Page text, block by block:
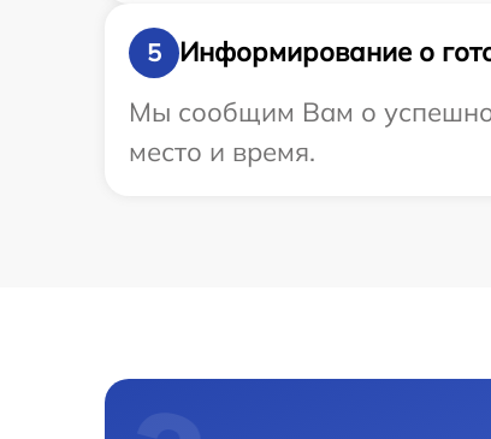
5
Информирование о
Мы сообщим Вам о
место и время.